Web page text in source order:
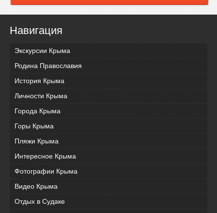
Навигация
Экскурсии Крыма
Родина Православия
История Крыма
Личности Крыма
Города Крыма
Горы Крыма
Пляжи Крыма
Интересное Крыма
Фотографии Крыма
Видео Крыма
Отдых в Судаке